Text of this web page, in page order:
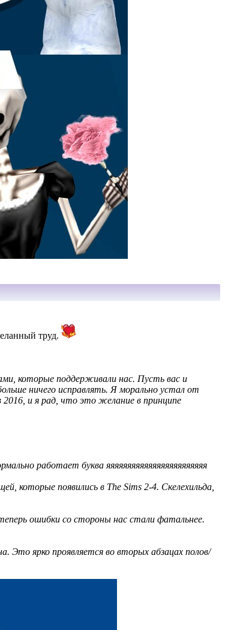
труд.
которые поддерживали нас. Пусть вас и
ничего исправлять. Я морально устал от
2016, и я рад, что это желание в принципе
работает буква яяяяяяяяяяяяяяяяяяяяяяяя
которые появились в The Sims 2-4. Скелехильда,
ошибки со стороны нас стали фатальнее.
Это ярко проявляется во вторых абзацах полов/